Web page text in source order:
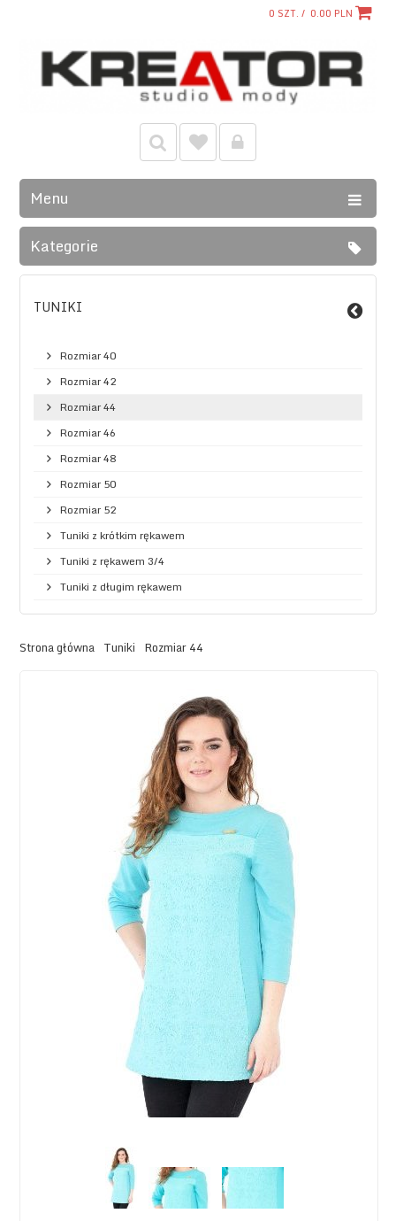
0 SZT. / 0.00 PLN
Menu
Kategorie
TUNIKI
Rozmiar 40
Rozmiar 42
Rozmiar 44
Rozmiar 46
Rozmiar 48
Rozmiar 50
Rozmiar 52
Tuniki z krótkim rękawem
Tuniki z rękawem 3/4
Tuniki z długim rękawem
Strona główna Tuniki Rozmiar 44